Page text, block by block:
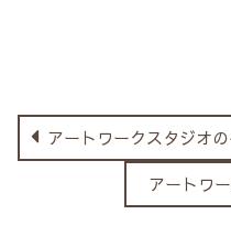
アートワークスタジオ
アートワ